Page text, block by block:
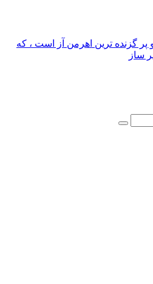
پر گزنده ترین اهرمن آز است ، که
ساز
جستجو